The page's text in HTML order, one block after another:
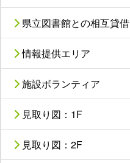
県立図書館との相互貸借
情報提供エリア
施設ボランティア
見取り図：1F
見取り図：2F